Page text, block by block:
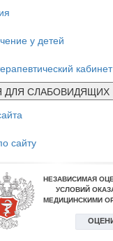
у детей
кабинет
ДЛЯ СЛАБОВИДЯЩИХ
сайту